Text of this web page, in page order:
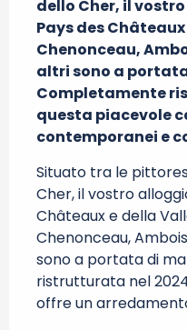
dello Cher, il
Pays des
Chenonceau,
altri sono a
Completamente
questa piacevole
contemporanei e
Situato tra le
Cher, il vostro
Châteaux e della
Chenonceau,
sono a portata di
ristrutturata nel
offre un